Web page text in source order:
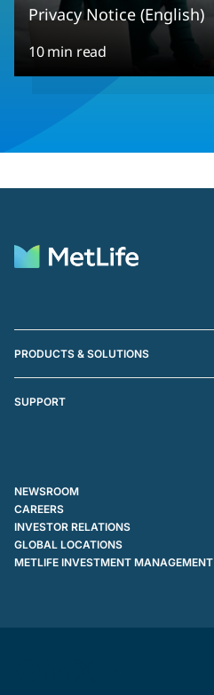
Privacy Notice (English)
10 min read
PRODUCTS & SOLUTIONS
SUPPORT
NEWSROOM
CAREERS
INVESTOR RELATIONS
GLOBAL LOCATIONS
METLIFE INVESTMENT MANAGEMENT